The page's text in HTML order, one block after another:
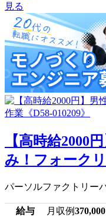
見る
【高時給2000
み！フォーク
パーソルファクトリー
給与 月収例370,000